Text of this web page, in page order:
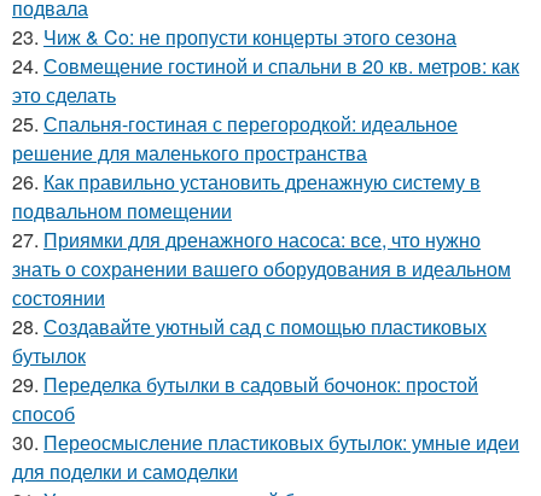
подвала
23. Чиж & Co: не пропусти концерты этого сезона
24. Совмещение гостиной и спальни в 20 кв. метров: как
это сделать
25. Спальня-гостиная с перегородкой: идеальное
решение для маленького пространства
26. Как правильно установить дренажную систему в
подвальном помещении
27. Приямки для дренажного насоса: все, что нужно
знать о сохранении вашего оборудования в идеальном
состоянии
28. Создавайте уютный сад с помощью пластиковых
бутылок
29. Переделка бутылки в садовый бочонок: простой
способ
30. Переосмысление пластиковых бутылок: умные идеи
для поделки и самоделки